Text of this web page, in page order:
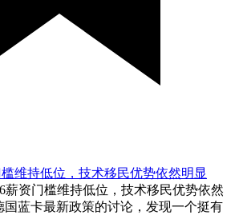
维持低位，技术移民优势依然明显
薪资门槛维持低位，技术移民优势依然
国蓝卡最新政策的讨论，发现一个挺有